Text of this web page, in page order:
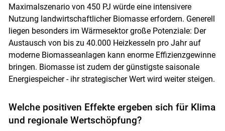
Maximalszenario von 450 PJ würde eine intensivere
Nutzung landwirtschaftlicher Biomasse erfordern. Generell
liegen besonders im Wärmesektor große Potenziale: Der
Austausch von bis zu 40.000 Heizkesseln pro Jahr auf
moderne Biomasseanlagen kann enorme Effizienzgewinne
bringen. Biomasse ist zudem der günstigste saisonale
Energiespeicher - ihr strategischer Wert wird weiter steigen.
Welche positiven Effekte ergeben sich für Klima
und regionale Wertschöpfung?